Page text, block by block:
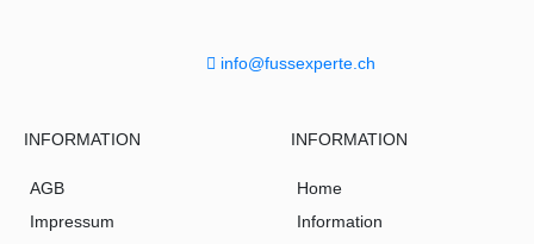
info@fussexperte.ch
INFORMATION
AGB
Impressum
INFORMATION
Home
Information